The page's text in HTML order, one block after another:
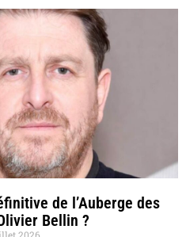
de l’Auberge des
Bellin ?